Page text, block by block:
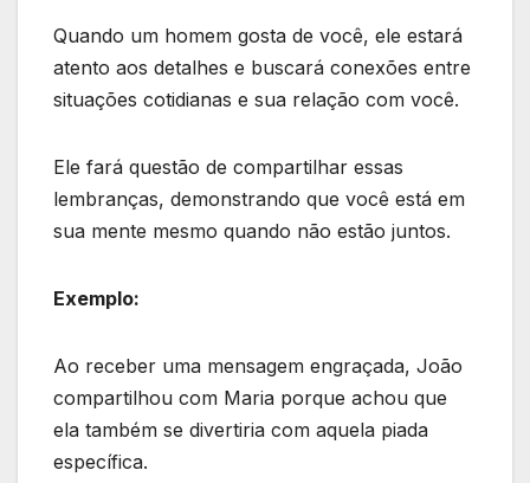
Quando um homem gosta de você, ele estará
atento aos detalhes e buscará conexões entre
situações cotidianas e sua relação com você.
Ele fará questão de compartilhar essas
lembranças, demonstrando que você está em
sua mente mesmo quando não estão juntos.
Exemplo:
Ao receber uma mensagem engraçada, João
compartilhou com Maria porque achou que
ela também se divertiria com aquela piada
específica.